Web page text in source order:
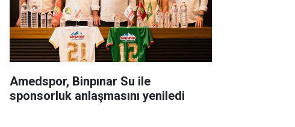
Amedspor, Binpınar Su ile
sponsorluk anlaşmasını yeniledi